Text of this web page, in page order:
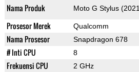
Nama Produk Moto G Stylus
Prosesor Merek Qualcomm
Nama Prosesor Snapdragon 678
# Inti CPU 8
Frekuensi CPU 2 GHz